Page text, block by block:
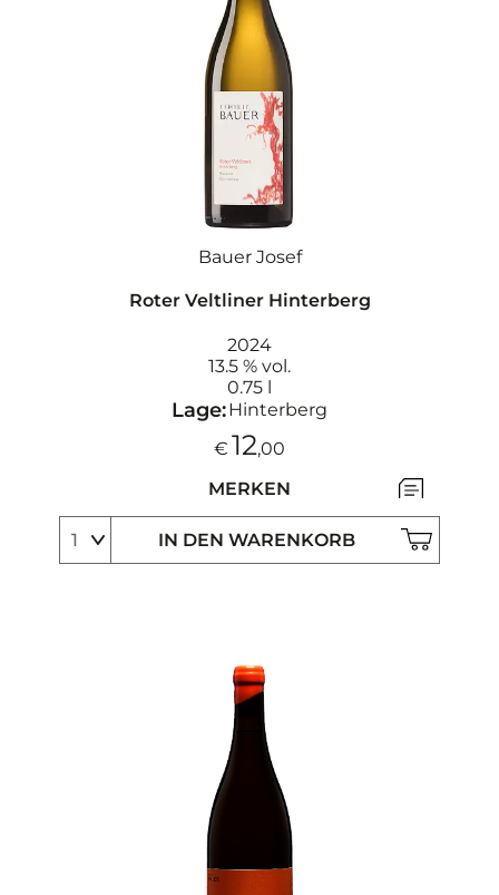
Bauer Josef
Roter Veltliner Hinterberg
2024
13.5 % vol.
0.75 l
Lage:Hinterberg
€ 12,00
MERKEN
IN DEN WARENKORB